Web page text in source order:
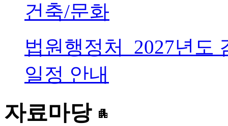
건축/문화
법원행정처_2027년도
일정 안내
자료마당 apartment